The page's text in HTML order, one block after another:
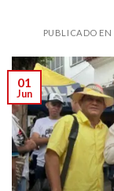
PUBLICADO EN
01
Jun